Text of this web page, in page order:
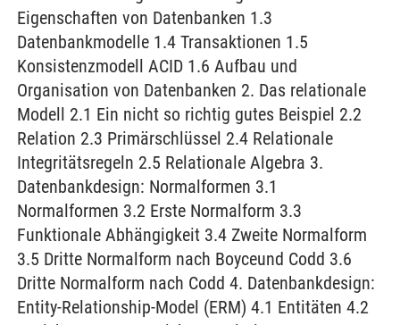
Eigenschaften von Datenbanken 1.3
Datenbankmodelle 1.4 Transaktionen 1.5
Konsistenzmodell ACID 1.6 Aufbau und
Organisation von Datenbanken 2. Das relationale
Modell 2.1 Ein nicht so richtig gutes Beispiel 2.2
Relation 2.3 Primärschlüssel 2.4 Relationale
Integritätsregeln 2.5 Relationale Algebra 3.
Datenbankdesign: Normalformen 3.1
Normalformen 3.2 Erste Normalform 3.3
Funktionale Abhängigkeit 3.4 Zweite Normalform
3.5 Dritte Normalform nach Boyceund Codd 3.6
Dritte Normalform nach Codd 4. Datenbankdesign:
Entity-Relationship-Model (ERM) 4.1 Entitäten 4.2